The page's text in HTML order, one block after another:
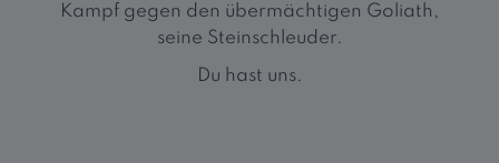
Kampf gegen den übermächtigen Goliath,
seine Steinschleuder.
Du hast uns.